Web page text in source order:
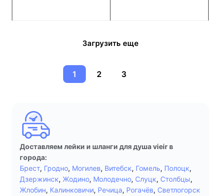
Загрузить еще
1 2 3
Доставляем лейки и шланги для душа vieir в
города:
Брест, Гродно, Могилев, Витебск, Гомель, Полоцк,
Дзержинск, Жодино, Молодечно, Слуцк, Столбцы,
Жлобин, Калинковичи, Речица, Рогачёв, Светлогорск